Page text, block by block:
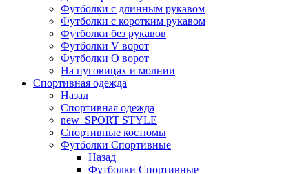
Футболки с длинным рукавом
Футболки с коротким рукавом
Футболки без рукавов
Футболки V ворот
Футболки O ворот
На пуговицах и молнии
Спортивная одежда
Назад
Спортивная одежда
new_SPORT STYLE
Спортивные костюмы
Футболки Спортивные
Назад
Футболки Спортивные